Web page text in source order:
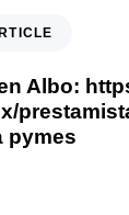
Albo:
pymes